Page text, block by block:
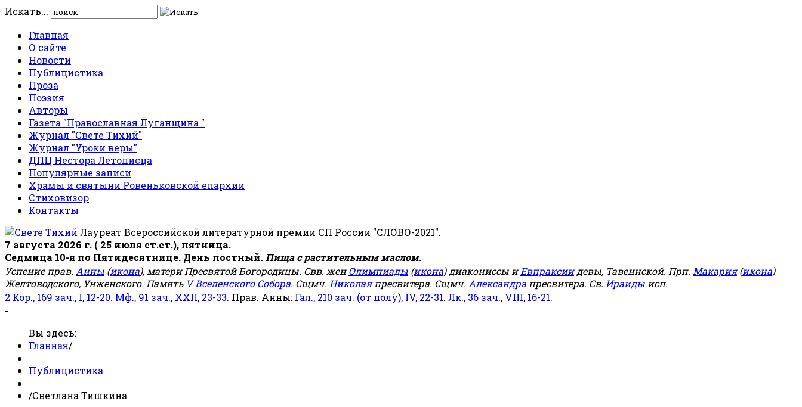
Искать...
Главная
О сайте
Новости
Публицистика
Проза
Поэзия
Авторы
Газета "Православная Луганщина "
Журнал "Свете Тихий"
Журнал "Уроки веры"
ДПЦ Нестора Летописца
Популярные записи
Храмы и святыни Ровеньковской епархии
Стиховизор
Контакты
Лауреат Всероссийской литературной премии СП России "СЛОВО-2021".
7 августа 2026 г. ( 25 июля ст.ст.), пятница.
Седмица 10-я по Пятидесятнице. День постный. Пища с растительным маслом.
Успение прав. Анны (икона), матери Пресвятой Богородицы. Свв. женОлимпиады (икона) диакониссы иЕвпраксиидевы, Тавеннской. Прп. Макария(икона)
Желтоводского, Унженского. Память V Вселенского Собора. Сщмч. Николаяпресвитера. Сщмч. Александра пресвитера. Св. Ираиды исп.
2 Кор., 169 зач., I, 12-20. Мф., 91 зач., XXII, 23-33. Прав. Анны: Гал., 210 зач. (от полу́), IV, 22-31. Лк., 36 зач., VIII, 16-21.
-
Вы здесь:
Главная/
Публицистика
/Светлана Тишкина